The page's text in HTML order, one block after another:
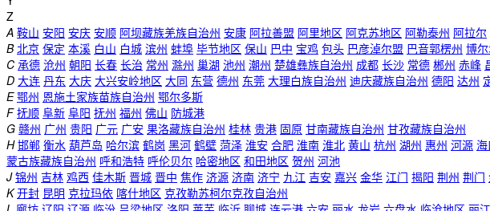
Z
A 鞍山 安阳 安庆 安顺 阿坝藏族羌族自治州 安康 阿拉善盟 阿里地区 阿克苏地区 阿勒泰州 阿拉尔
B 北京 保定 本溪 白山 白城 滨州 蚌埠 毕节地区 保山 巴中 宝鸡 包头 巴彦淖尔盟 巴音郭楞州 博
C 承德 沧州 朝阳 长春 长治 常州 滁州 巢湖 池州 潮州 楚雄彝族自治州 成都 长沙 常德 郴州 赤峰
D 大连 丹东 大庆 大兴安岭地区 大同 东营 德州 东莞 大理白族自治州 迪庆藏族自治州 德阳 达州
E 鄂州 恩施土家族苗族自治州 鄂尔多斯
F 抚顺 阜新 阜阳 抚州 福州 佛山 防城港
G 赣州 广州 贵阳 广元 广安 果洛藏族自治州 桂林 贵港 固原 甘南藏族自治州 甘孜藏族自治州
H 邯郸 衡水 葫芦岛 哈尔滨 鹤岗 黑河 鹤壁 菏泽 淮安 合肥 淮南 淮北 黄山 杭州 湖州 惠州 河源 海
蒙古族藏族自治州 呼和浩特 呼伦贝尔 哈密地区 和田地区 贺州 河池
J 锦州 吉林 鸡西 佳木斯 晋城 晋中 焦作 济源 济南 济宁 九江 吉安 嘉兴 金华 江门 揭阳 荆州 荆门
K 开封 昆明 克拉玛依 喀什地区 克孜勒苏柯尔克孜自治州